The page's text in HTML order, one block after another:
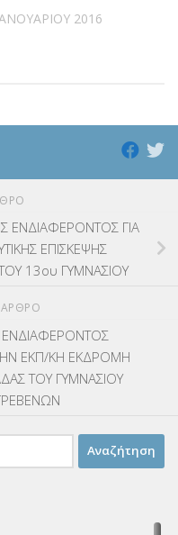
2016
ΕΝΔΙΑΦΕΡΟΝΤΟΣ ΓΙΑ
ΕΠΙΣΚΕΨΗΣ
13ου ΓΥΜΝΑΣΙΟΥ
EKΠ/KH ΕΚΔΡΟΜΗ
ΤΟΥ ΓΥΜΝΑΣΙΟΥ